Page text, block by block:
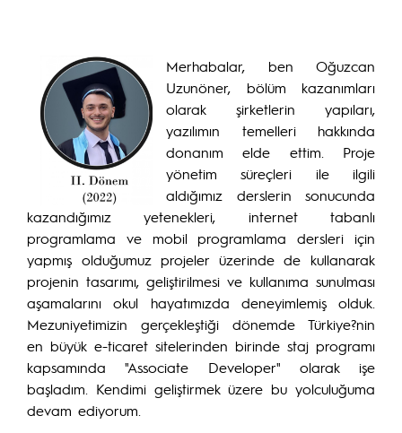
Merhabalar, ben Oğuzcan
Uzunöner, bölüm kazanımları
olarak şirketlerin yapıları,
yazılımın temelleri hakkında
donanım elde ettim. Proje
yönetim süreçleri ile ilgili
aldığımız derslerin sonucunda
kazandığımız yetenekleri, internet tabanlı
programlama ve mobil programlama dersleri için
yapmış olduğumuz projeler üzerinde de kullanarak
projenin tasarımı, geliştirilmesi ve kullanıma sunulması
aşamalarını okul hayatımızda deneyimlemiş olduk.
Mezuniyetimizin gerçekleştiği dönemde Türkiye?nin
en büyük e-ticaret sitelerinden birinde staj programı
kapsamında "Associate Developer" olarak işe
başladım. Kendimi geliştirmek üzere bu yolculuğuma
devam ediyorum.